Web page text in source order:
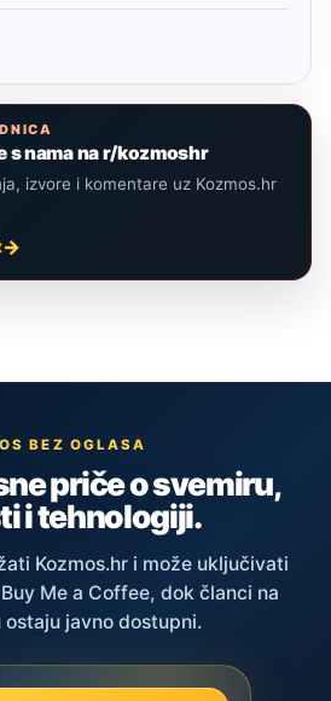
s nama na r/kozmoshr
izvore i komentare uz Kozmos.hr
BEZ OGLASA
priče o svemiru,
i tehnologiji.
Kozmos.hr i može uključivati
Me a Coffee, dok članci na
ostaju javno dostupni.